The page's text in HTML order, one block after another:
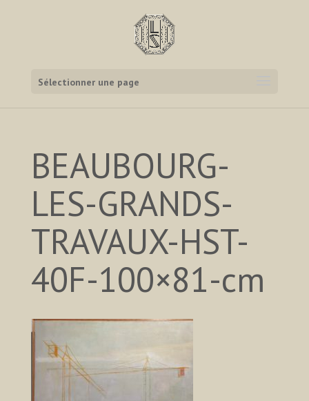
Sélectionner une page
BEAUBOURG-
LES-GRANDS-
TRAVAUX-HST-
40F-100×81-cm